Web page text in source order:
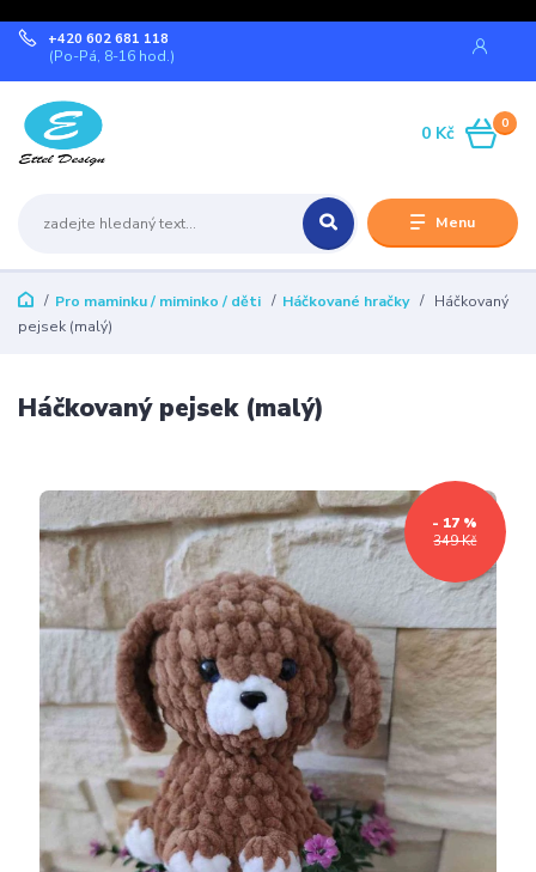
Menu
+420 602 681 118
(Po-Pá, 8-16 hod.)
0
0 Kč
Pro maminku / miminko / děti Háčkované hračky
Háčkovaný
pejsek (malý)
Háčkovaný pejsek (malý)
349 Kč
- 17 %